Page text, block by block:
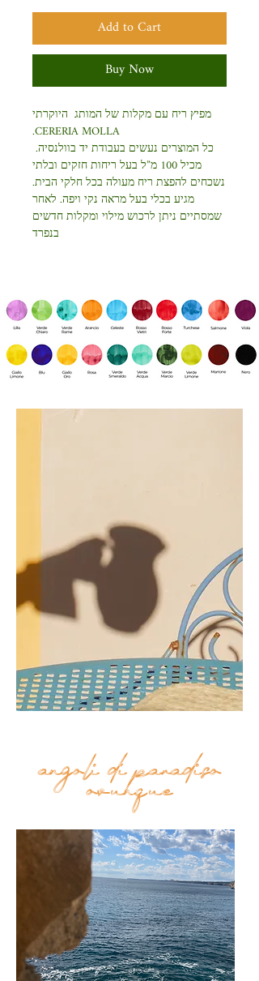
Add to Cart
Buy Now
מפיץ ריח עם מקלות של המותג היוקרתי
CERERIA MOLLA.
כל המוצרים נעשים בעבודת יד בוולנסיה.
מכיל 100 מ”ל בעל ריחות חזקים ובלתי
נשכחים להפצת ריח מעולה בכל חלקי הבית.
מגיע בכלי בעל מראה נקי ויפה. לאחר
שמסתיים ניתן לרכוש מילוי ומקלות חדשים
בנפרד
angoli di paradiso
ovunque
Top
FAQ
Shipping and Returns
Terms and Conditions